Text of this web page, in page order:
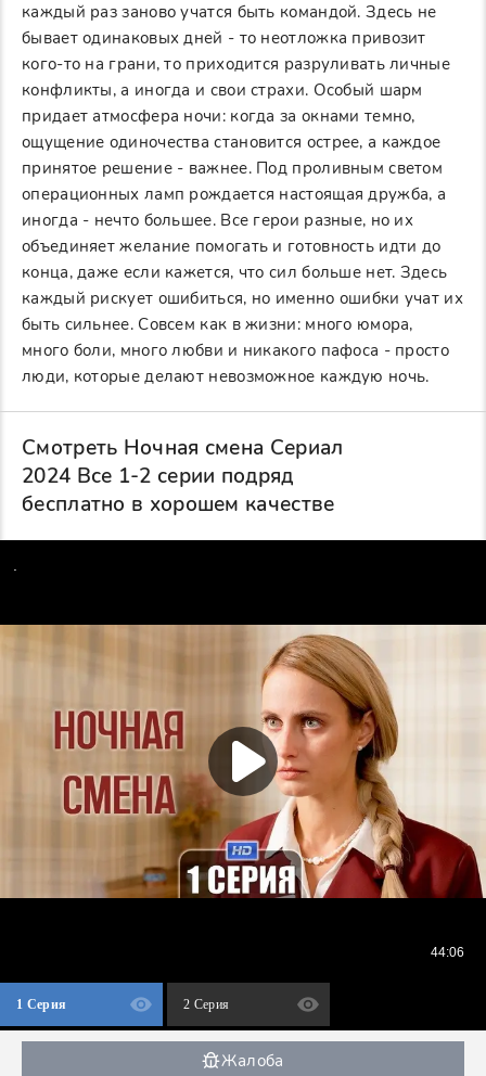
каждый раз заново учатся быть командой. Здесь не
бывает одинаковых дней - то неотложка привозит
кого-то на грани, то приходится разруливать личные
конфликты, а иногда и свои страхи. Особый шарм
придает атмосфера ночи: когда за окнами темно,
ощущение одиночества становится острее, а каждое
принятое решение - важнее. Под проливным светом
операционных ламп рождается настоящая дружба, а
иногда - нечто большее. Все герои разные, но их
объединяет желание помогать и готовность идти до
конца, даже если кажется, что сил больше нет. Здесь
каждый рискует ошибиться, но именно ошибки учат их
быть сильнее. Совсем как в жизни: много юмора,
много боли, много любви и никакого пафоса - просто
люди, которые делают невозможное каждую ночь.
Смотреть Ночная смена Сериал
2024 Все 1-2 серии подряд
бесплатно в хорошем качестве
1 Серия 2 Серия
Жалоба